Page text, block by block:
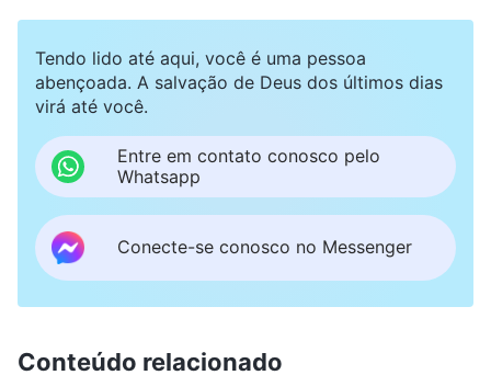
Vendo-a chorar tão amargamente, minha culpa e
dor no coração aumentaram ainda mais, e senti
que a tinha decepcionado e que, se tivesse
demonstrado mais preocupação por ela e
ajudado a cuidar da criança, ela não teria
desenvolvido sentimentos tão intensos de
repressão e mágoa. Agora que ela estava
doente, achei que não podia simplesmente
me comuniquei com minha filha, dizendo a ela
Tendo lido até aqui, você é uma pessoa
abençoada. A salvação de Deus dos últimos dias
virá até você.
Entre em contato conosco pelo
Whatsapp
Conecte-se conosco no Messenger
Conteúdo relacionado